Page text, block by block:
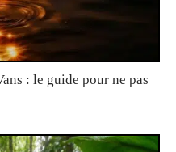
: le guide pour ne pas